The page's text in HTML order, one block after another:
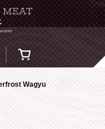
Wagyu
Wagyu